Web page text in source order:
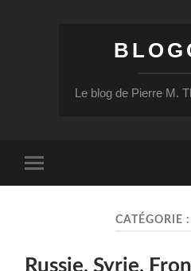
Le blog de Pierre M.
mobile
CATÉGORIE :
Russie, Syrie,